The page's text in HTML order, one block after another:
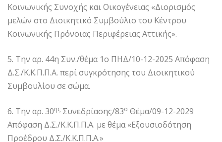
Κοινωνικής Συνοχής και Οικογένειας «Διορισμός
μελών στο Διοικητικό Συμβούλιο του Κέντρου
Κοινωνικής Πρόνοιας Περιφέρειας Αττικής».
5. Την αρ. 44η Συν./θέμα 1ο ΠΗΔ/10-12-2025 Απόφαση
Δ.Σ./Κ.Κ.Π.Π.Α. περί συγκρότησης του Διοικητικού
Συμβουλίου σε σώμα.
6. Την αρ. 30ης Συνεδρίασης/83ο Θέμα/09-12-2029
Απόφαση Δ.Σ./Κ.Κ.Π.Π.Α. με θέμα «Εξουσιοδότηση
Προέδρου Δ.Σ./Κ.Κ.Π.Π.Α.»